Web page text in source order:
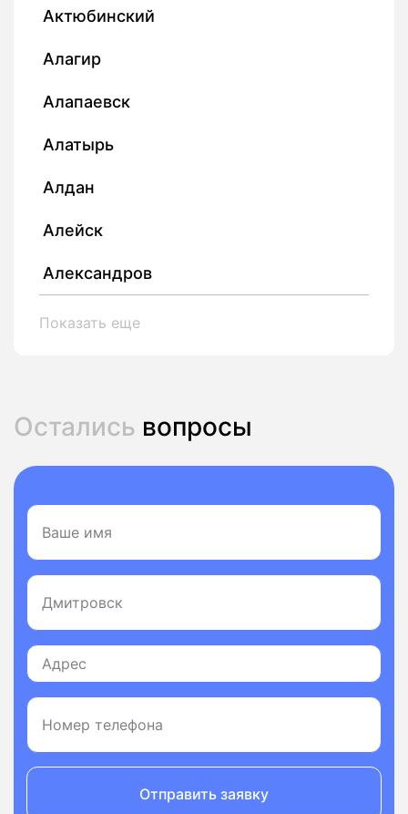
Актюбинский
Алагир
Алапаевск
Алатырь
Алдан
Алейск
Александров
Показать еще
Остались вопросы
Отправить заявку